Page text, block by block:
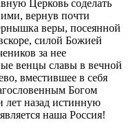
Церковь соделать
вернув почти
веры, посеянной
силой Божией
за нее
венцы славы в вечной
вместившее в себя
Богом
лет назад истинную
наша Россия!